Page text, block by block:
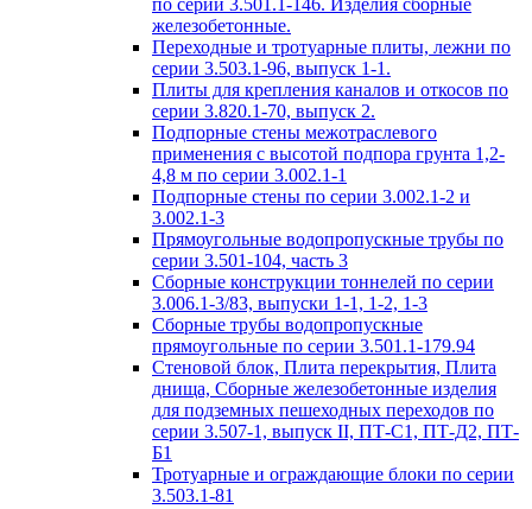
по серии 3.501.1-146. Изделия сборные
железобетонные.
Переходные и тротуарные плиты, лежни по
серии 3.503.1-96, выпуск 1-1.
Плиты для крепления каналов и откосов по
серии 3.820.1-70, выпуск 2.
Подпорные стены межотраслевого
применения с высотой подпора грунта 1,2-
4,8 м по серии 3.002.1-1
Подпорные стены по серии 3.002.1-2 и
3.002.1-3
Прямоугольные водопропускные трубы по
серии 3.501-104, часть 3
Сборные конструкции тоннелей по серии
3.006.1-3/83, выпуски 1-1, 1-2, 1-3
Сборные трубы водопропускные
прямоугольные по серии 3.501.1-179.94
Стеновой блок, Плита перекрытия, Плита
днища, Сборные железобетонные изделия
для подземных пешеходных переходов по
серии 3.507-1, выпуск II, ПТ-С1, ПТ-Д2, ПТ-
Б1
Тротуарные и ограждающие блоки по серии
3.503.1-81